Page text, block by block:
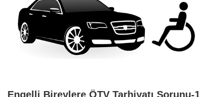
Engelli Bireylere ÖTV Tarhiyatı Sorunu-1